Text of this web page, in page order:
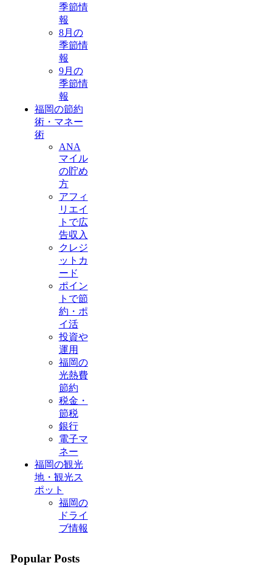
季節情
報
8月の
季節情
報
9月の
季節情
報
福岡の節約
術・マネー
術
ANA
マイル
の貯め
方
アフィ
リエイ
トで広
告収入
クレジ
ットカ
ード
ポイン
トで節
約・ポ
イ活
投資や
運用
福岡の
光熱費
節約
税金・
節税
銀行
電子マ
ネー
福岡の観光
地・観光ス
ポット
福岡の
ドライ
ブ情報
Popular Posts